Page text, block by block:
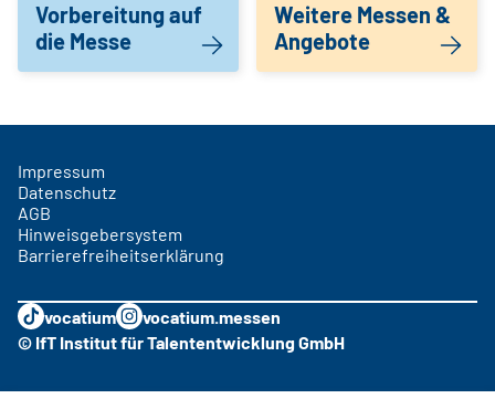
Vorbereitung auf
die Messe
Weitere Messen &
Angebote
Impressum
Datenschutz
AGB
Hinweisgebersystem
Barrierefreiheitserklärung
vocatium
vocatium.messen
© IfT Institut für Talententwicklung GmbH